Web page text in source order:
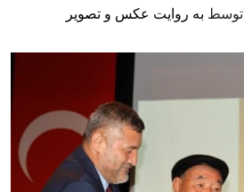
توسط به روایت عکس و تصویر